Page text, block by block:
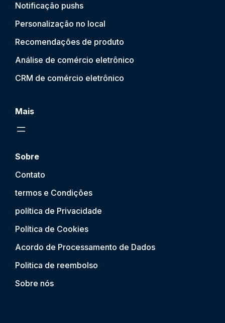
Notificação pushs
Personalização no local
Recomendações de produto
Análise de comércio eletrônico
CRM de comércio eletrônico
Mais
Sobre
Contato
termos e Condições
política de Privacidade
Política de Cookies
Acordo de Processamento de Dados
Politica de reembolso
Sobre nós